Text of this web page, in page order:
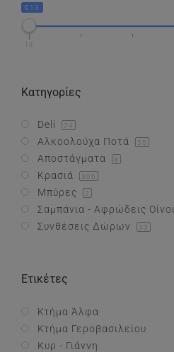
Συνθέσεις Δώρων
€13
13
Κατηγορίες
Deli 74
Αλκοολούχα Ποτά 55
Αποστάγματα 8
Κρασιά 306
Μπύρες 2
Σαμπάνια - Αφρώδεις Οίνοι
Συνθέσεις Δώρων 33
Ετικέτες
Κτήμα Άλφα
Κτήμα Γεροβασιλείου
Κυρ - Γιάννη